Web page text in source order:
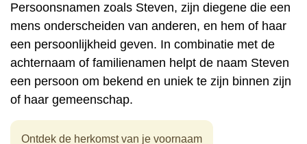
Persoonsnamen zoals Steven, zijn diegene die een
mens onderscheiden van anderen, en hem of haar
een persoonlijkheid geven. In combinatie met de
achternaam of familienamen helpt de naam Steven
een persoon om bekend en uniek te zijn binnen zijn
of haar gemeenschap.
Ontdek de herkomst van je voornaam